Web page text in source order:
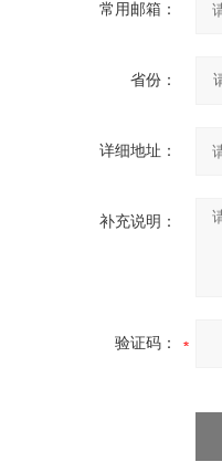
常用邮箱：
省份：
详细地址：
补充说明：
验证码：